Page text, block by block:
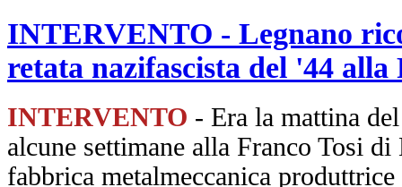
INTERVENTO - Legnano
retata nazifascista del '44 alla
INTERVENTO - Era la mattina
alcune settimane alla Franco Tosi di
fabbrica metalmeccanica